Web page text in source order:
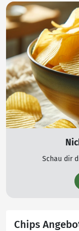
Schau dir
Chips